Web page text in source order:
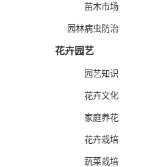
苗木市场
园林病虫防治
花卉园艺
园艺知识
花卉文化
家庭养花
花卉栽培
蔬菜栽培